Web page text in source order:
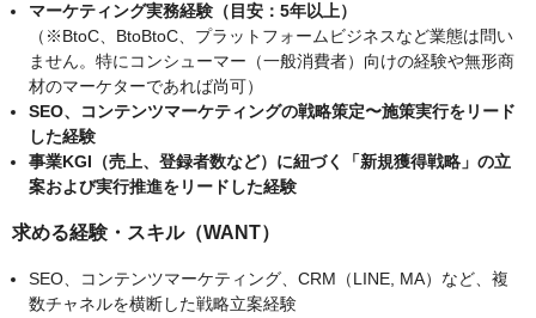
マーケティング実務経験（目安：5年以上）
（※BtoC、BtoBtoC、プラットフォームビジネスなど業態は問い
ません。特にコンシューマー（一般消費者）向けの経験や無形商
材のマーケターであれば尚可）
SEO、コンテンツマーケティングの戦略策定〜施策実行をリード
した経験
事業KGI（売上、登録者数など）に紐づく「新規獲得戦略」の立
案および実行推進をリードした経験
求める経験・スキル（WANT）
SEO、コンテンツマーケティング、CRM（LINE, MA）など、複
数チャネルを横断した戦略立案経験